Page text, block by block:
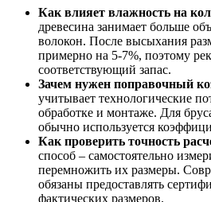
Как влияет влажность на
древесина занимает больше
волокон. После высыхания
примерно на 5-7%, поэтому
соответствующий запас.
Зачем нужен поправочный
учитывает технологические
обработке и монтаже. Для
обычно используется
Как проверить точность
способ – самостоятельно
перемножить их размеры.
обязаны предоставлять
фактических размеров.